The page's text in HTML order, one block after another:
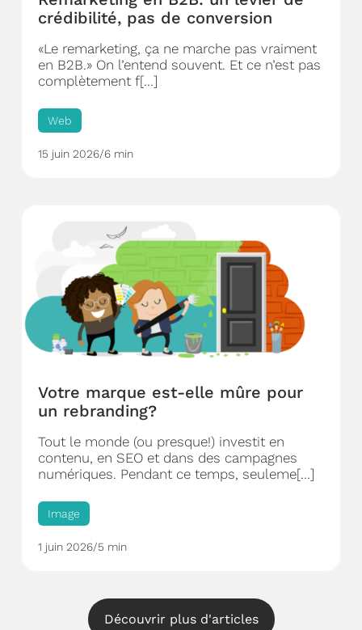
crédibilité, pas de conversion
«Le remarketing, ça ne marche pas vraiment
en B2B.» On l’entend souvent. Et ce n’est pas
complètement f[...]
Web
15 juin 2026/6 min
Votre marque est-elle mûre pour
un rebranding?
Tout le monde (ou presque!) investit en
contenu, en SEO et dans des campagnes
numériques. Pendant ce temps, seuleme[...]
Image
1 juin 2026/5 min
Découvrir plus d'articles